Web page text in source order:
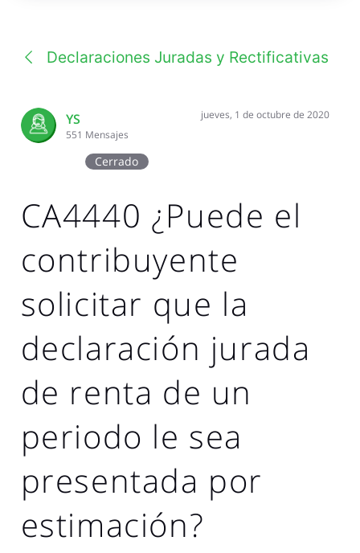
Declaraciones Juradas y Rectificativas
YS
551 Mensajes
jueves, 1 de octubre de 2020
Cerrado
CA4440 ¿Puede el
contribuyente
solicitar que la
declaración jurada
de renta de un
periodo le sea
presentada por
estimación?